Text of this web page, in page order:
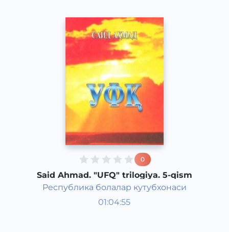
0
Said Ahmad. "UFQ" trilogiya. 5-qism
Республика болалар кутубхонаси
01:04:55
O‘zbek adabiyoti